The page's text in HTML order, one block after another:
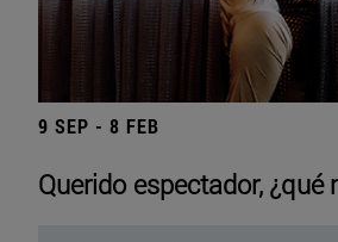
9 SEP - 8 FEB
Querido espectador, ¿qué